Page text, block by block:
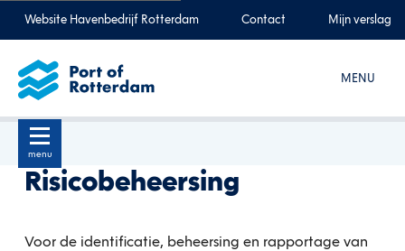
Website Havenbedrijf Rotterdam Contact Mijn verslag
MENU
menu
Risicobeheersing
Voor de identificatie, beheersing en rapportage van